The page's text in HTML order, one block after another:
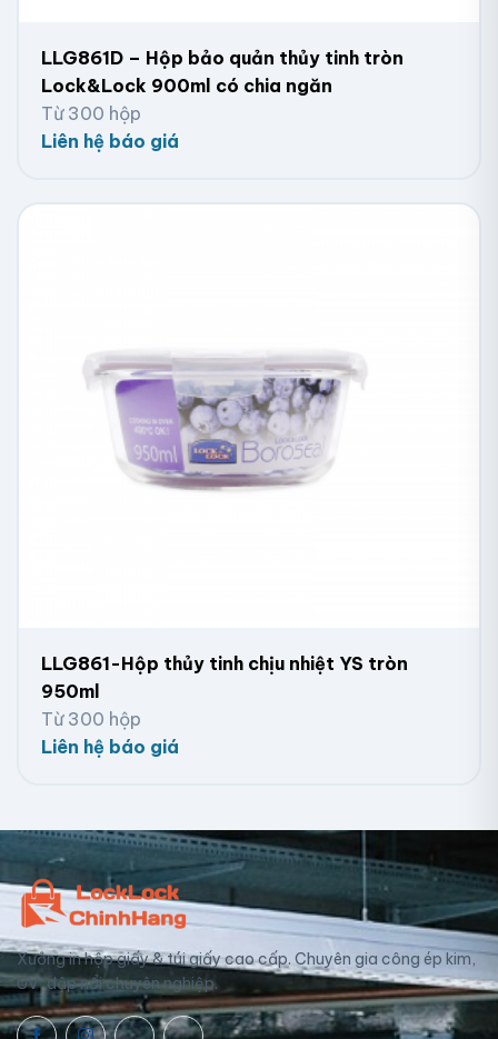
LLG861D – Hộp bảo quản thủy tinh tròn
Lock&Lock 900ml có chia ngăn
Từ 300 hộp
Liên hệ báo giá
LLG861-Hộp thủy tinh chịu nhiệt YS tròn
950ml
Từ 300 hộp
Liên hệ báo giá
Xưởng in hộp giấy & túi giấy cao cấp. Chuyên gia công ép kim,
UV, dập nổi chuyên nghiệp.